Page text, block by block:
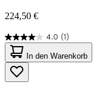
224,50 €
4.0 (1)
4.0
von
5
Sternen.
1
In den Warenkorb